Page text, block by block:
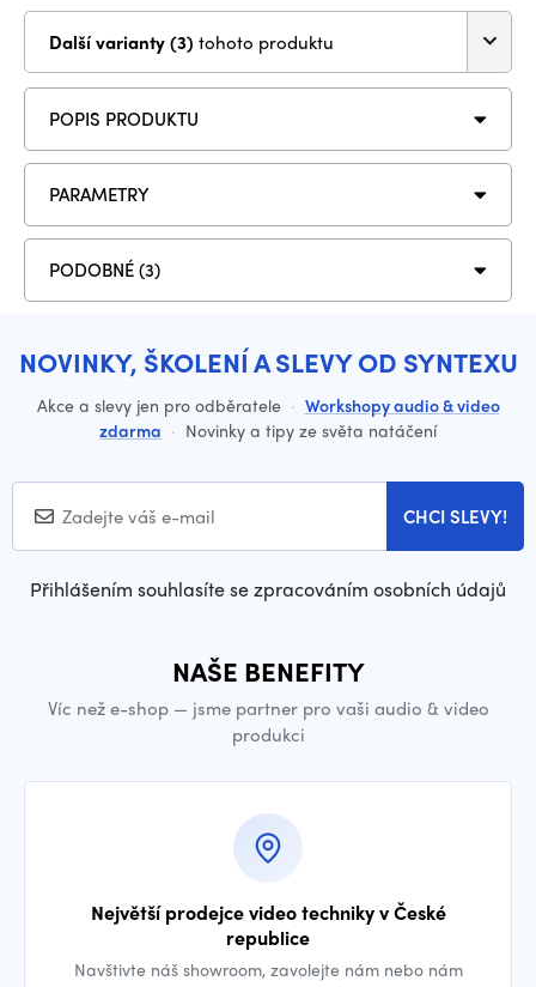
Další varianty (3) tohoto produktu
POPIS PRODUKTU
PARAMETRY
PODOBNÉ (3)
NOVINKY, ŠKOLENÍ A SLEVY OD SYNTEXU
Akce a slevy jen pro odběratele · Workshopy audio & video
zdarma · Novinky a tipy ze světa natáčení
CHCI SLEVY!
Přihlášením souhlasíte se zpracováním osobních údajů
NAŠE BENEFITY
Víc než e-shop — jsme partner pro vaši audio & video
produkci
Největší prodejce video techniky v České
republice
Navštivte náš showroom, zavolejte nám nebo nám